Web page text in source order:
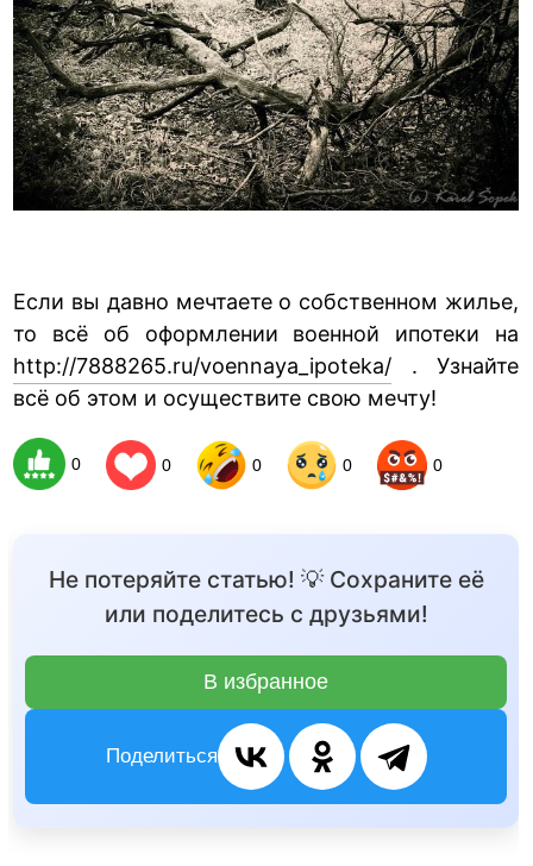
Если вы давно мечтаете о собственном жилье,
то всё об оформлении военной ипотеки на
http://7888265.ru/voennaya_ipoteka/ . Узнайте
всё об этом и осуществите свою мечту!
0 0 0 0 0
Не потеряйте статью! 💡 Сохраните её
или поделитесь с друзьями!
В избранное
Поделиться